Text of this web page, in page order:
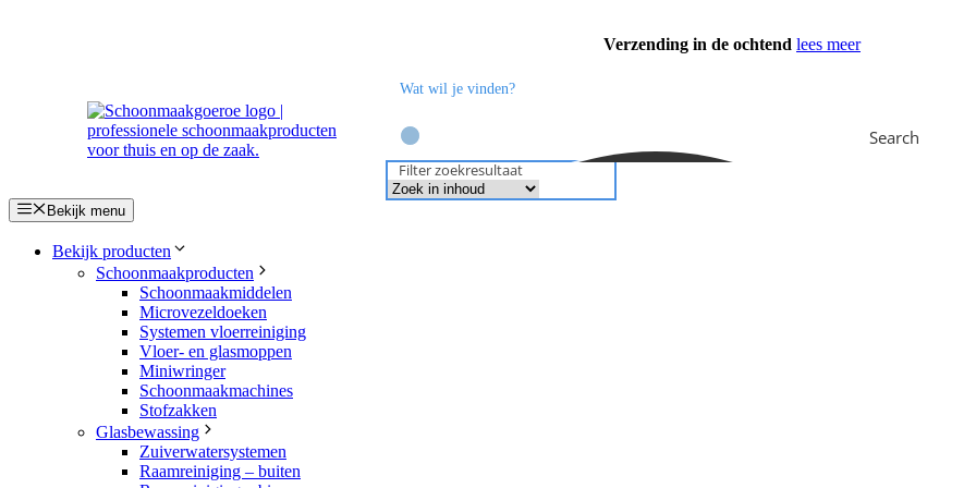
Verzending in de ochtend lees meer
Search
Filter zoekresultaat
Bekijk menu
Bekijk producten
Schoonmaakproducten
Schoonmaakmiddelen
Microvezeldoeken
Systemen vloerreiniging
Vloer- en glasmoppen
Miniwringer
Schoonmaakmachines
Stofzakken
Glasbewassing
Zuiverwatersystemen
Raamreiniging – buiten